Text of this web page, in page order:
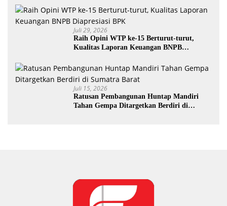
Juli 29, 2026
Raih Opini WTP ke-15 Berturut-turut,
Kualitas Laporan Keuangan BNPB
Juli 15, 2026
Ratusan Pembangunan Huntap Mandiri
Tahan Gempa Ditargetkan Berdiri di